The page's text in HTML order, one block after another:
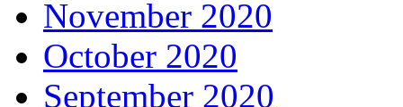
November 2020
October 2020
September 2020